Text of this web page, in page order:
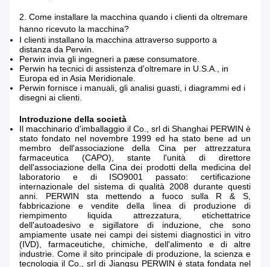
2. Come installare la macchina quando i clienti da oltremare
hanno ricevuto la macchina?
I clienti installano la macchina attraverso supporto a
distanza da Perwin.
Perwin invia gli ingegneri a pæse consumatore.
Perwin ha tecnici di assistenza d'oltremare in U.S.A., in
Europa ed in Asia Meridionale.
Perwin fornisce i manuali, gli analisi guasti, i diagrammi ed i
disegni ai clienti.
Introduzione della società
Il macchinario d'imballaggio il Co., srl di Shanghai PERWIN è
stato fondato nel novembre 1999 ed ha stato bene ad un
membro dell'associazione della Cina per attrezzatura
farmaceutica (CAPO), stante l'unità di direttore
dell'associazione della Cina dei prodotti della medicina del
laboratorio e di ISO9001 passato: certificazione
internazionale del sistema di qualità 2008 durante questi
anni. PERWIN sta mettendo a fuoco sulla R & S,
fabbricazione e vendite della linea di produzione di
riempimento liquida attrezzatura, etichettatrice
dell'autoadesivo e sigillatore di induzione, che sono
ampiamente usate nei campi dei sistemi diagnostici in vitro
(IVD), farmaceutiche, chimiche, dell'alimento e di altre
industrie. Come il sito principale di produzione, la scienza e
tecnologia il Co., srl di Jiangsu PERWIN è stata fondata nel